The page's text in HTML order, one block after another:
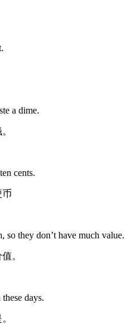
a dime.
cents.
币
so they don’t have much value.
。
days.